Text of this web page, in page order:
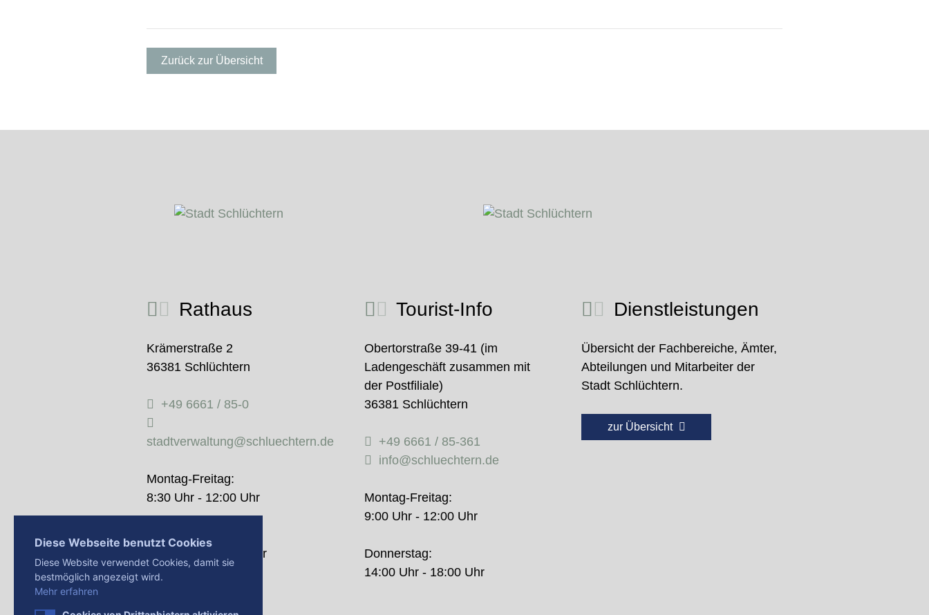
Zurück zur Übersicht
Rathaus
Krämerstraße 2
36381 Schlüchtern
+49 6661 / 85-0
stadtverwaltung@schluechtern.de
Montag-Freitag:
8:30 Uhr - 12:00 Uhr
Donnerstag:
14:00 Uhr - 18:00 Uhr
Tourist-Info
Obertorstraße 39-41 (im
Ladengeschäft zusammen mit
der Postfiliale)
36381 Schlüchtern
+49 6661 / 85-361
info@schluechtern.de
Montag-Freitag:
9:00 Uhr - 12:00 Uhr
Donnerstag:
14:00 Uhr - 18:00 Uhr
Dienstleistungen
Übersicht der Fachbereiche, Ämter,
Abteilungen und Mitarbeiter der
Stadt Schlüchtern.
zur Übersicht
Diese Webseite benutzt Cookies
Diese Website verwendet Cookies, damit sie
bestmöglich angezeigt wird.
Mehr erfahren